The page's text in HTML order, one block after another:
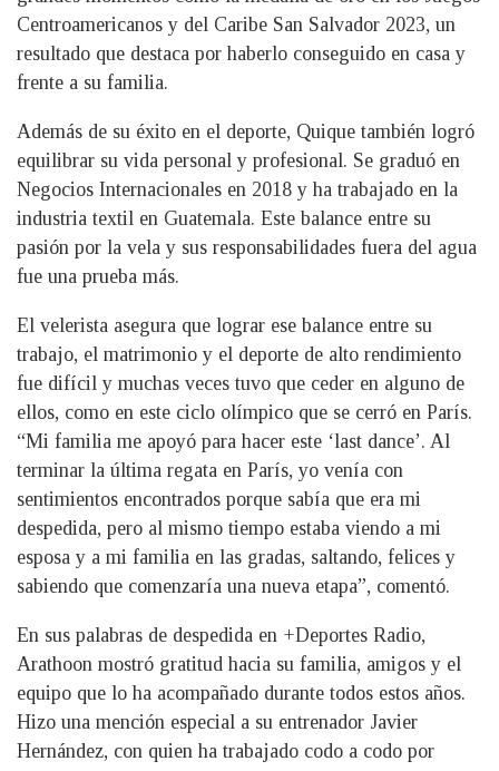
Centroamericanos y del Caribe San Salvador 2023, un
resultado que destaca por haberlo conseguido en casa y
frente a su familia.
Además de su éxito en el deporte, Quique también logró
equilibrar su vida personal y profesional. Se graduó en
Negocios Internacionales en 2018 y ha trabajado en la
industria textil en Guatemala. Este balance entre su
pasión por la vela y sus responsabilidades fuera del agua
fue una prueba más.
El velerista asegura que lograr ese balance entre su
trabajo, el matrimonio y el deporte de alto rendimiento
fue difícil y muchas veces tuvo que ceder en alguno de
ellos, como en este ciclo olímpico que se cerró en París.
“Mi familia me apoyó para hacer este ‘last dance’. Al
terminar la última regata en París, yo venía con
sentimientos encontrados porque sabía que era mi
despedida, pero al mismo tiempo estaba viendo a mi
esposa y a mi familia en las gradas, saltando, felices y
sabiendo que comenzaría una nueva etapa”, comentó.
En sus palabras de despedida en +Deportes Radio,
Arathoon mostró gratitud hacia su familia, amigos y el
equipo que lo ha acompañado durante todos estos años.
Hizo una mención especial a su entrenador Javier
Hernández, con quien ha trabajado codo a codo por